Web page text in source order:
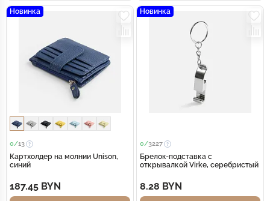
Новинка
0/13
Картхолдер на молнии Unison,
синий
187.45 BYN
Новинка
0/3227
Брелок-подставка с
открывалкой Virke, серебристый
8.28 BYN